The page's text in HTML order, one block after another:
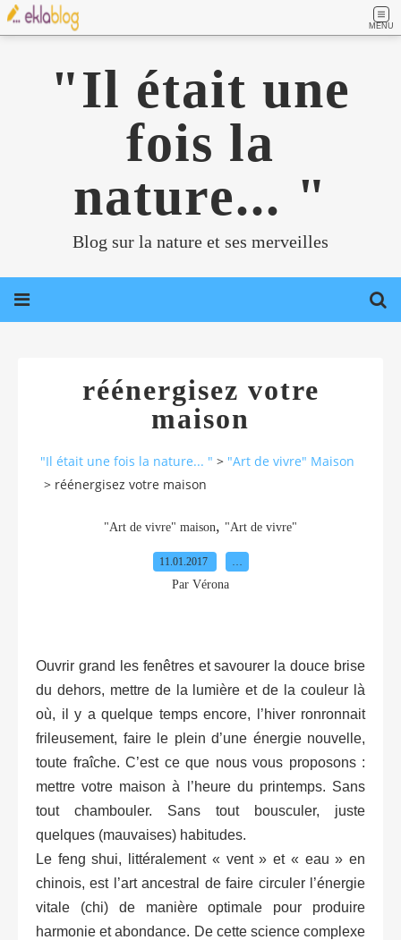
MENU
"Il était une
fois la
nature... "
Blog sur la nature et ses merveilles
réénergisez votre
maison
"Il était une fois la nature... " > "Art de vivre" Maison
> réénergisez votre maison
"Art de vivre" maison, "Art de vivre"
11.01.2017
Par Vérona
Ouvrir grand les fenêtres et savourer la douce brise
du dehors, mettre de la lumière et de la couleur là
où, il y a quelque temps encore, l’hiver ronronnait
frileusement, faire le plein d’une énergie nouvelle,
toute fraîche. C’est ce que nous vous proposons :
mettre votre maison à l’heure du printemps. Sans
tout chambouler. Sans tout bousculer, juste
quelques (mauvaises) habitudes.
Le feng shui, littéralement « vent » et « eau » en
chinois, est l’art ancestral de faire circuler l’énergie
vitale (chi) de manière optimale pour produire
harmonie et abondance. De cette science complexe